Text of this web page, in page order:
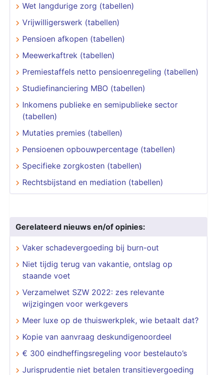
Wet langdurige zorg (tabellen)
Vrijwilligerswerk (tabellen)
Pensioen afkopen (tabellen)
Meewerkaftrek (tabellen)
Premiestaffels netto pensioenregeling (tabellen)
Studiefinanciering MBO (tabellen)
Inkomens publieke en semipublieke sector
(tabellen)
Mutaties premies (tabellen)
Pensioenen opbouwpercentage (tabellen)
Specifieke zorgkosten (tabellen)
Rechtsbijstand en mediation (tabellen)
Gerelateerd nieuws en/of opinies:
Vaker schadevergoeding bij burn-out
Niet tijdig terug van vakantie, ontslag op
staande voet
Verzamelwet SZW 2022: zes relevante
wijzigingen voor werkgevers
Meer luxe op de thuiswerkplek, wie betaalt dat?
Kopie van aanvraag deskundigenoordeel
€ 300 eindheffingsregeling voor bestelauto’s
Jurisprudentie niet betalen transitievergoeding